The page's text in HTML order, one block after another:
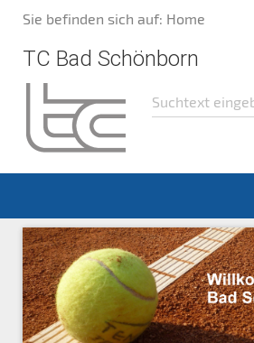
Sie befinden sich auf: Home
TC Bad Schönborn